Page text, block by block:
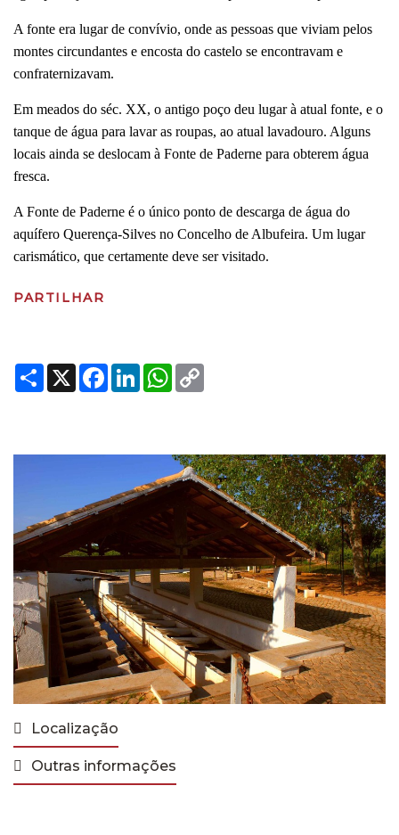
A fonte era lugar de convívio, onde as pessoas que viviam pelos
montes circundantes e encosta do castelo se encontravam e
confraternizavam.
Em meados do séc. XX, o antigo poço deu lugar à atual fonte, e o
tanque de água para lavar as roupas, ao atual lavadouro. Alguns
locais ainda se deslocam à Fonte de Paderne para obterem água
fresca.
A Fonte de Paderne é o único ponto de descarga de água do
aquífero Querença-Silves no Concelho de Albufeira. Um lugar
carismático, que certamente deve ser visitado.
PARTILHAR
Share
X Facebook
LinkedInWhatsApp
Localização
Outras informações